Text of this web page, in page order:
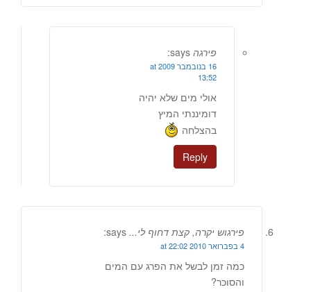
פירגה says:
16 בנובמבר 2009 at
13:52
אולי מים שלא יהיה
דומיננתי המיץ
בהצלחה
Reply
פירגוש יקרה, קצת דחוף לי... says:
4 בפברואר 2010 at 22:02
כמה זמן לבשל את הפרג עם המים
והסוכר?